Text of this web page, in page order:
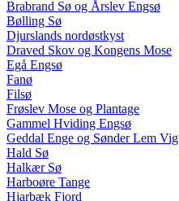
Brabrand Sø og Årslev Engsø
Bølling Sø
Djurslands nordøstkyst
Draved Skov og Kongens Mose
Egå Engsø
Fanø
Filsø
Frøslev Mose og Plantage
Gammel Hviding Engsø
Geddal Enge og Sønder Lem Vig
Hald Sø
Halkær Sø
Harboøre Tange
Hjarbæk Fjord